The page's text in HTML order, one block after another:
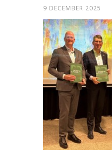
9 DECEMBER 2025